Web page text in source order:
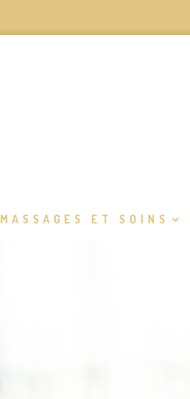
MASSAGES ET SOINS